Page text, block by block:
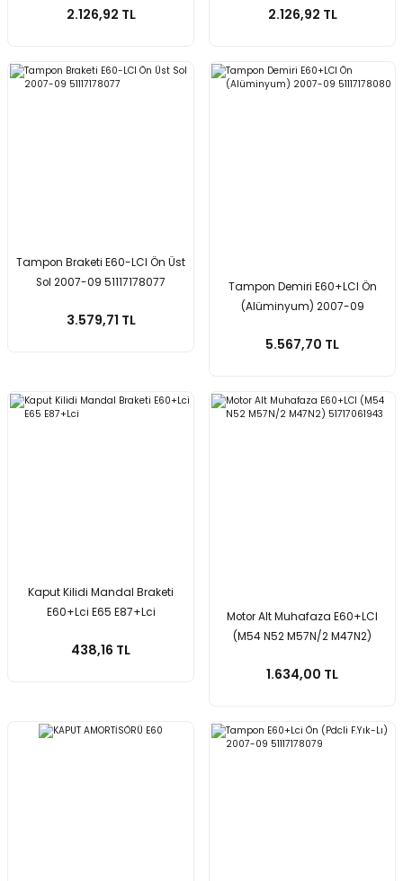
2.126,92 TL 2.126,92 TL
Tampon Braketi E60-LCI Ön Üst
Sol 2007-09 51117178077
3.579,71 TL
Tampon Demiri E60+LCI Ön
(Alüminyum) 2007-09
5.567,70 TL
Kaput Kilidi Mandal Braketi
E60+Lci E65 E87+Lci
438,16 TL
Motor Alt Muhafaza E60+LCI
(M54 N52 M57N/2 M47N2)
1.634,00 TL